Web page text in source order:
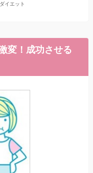
イエット
変！成功させる